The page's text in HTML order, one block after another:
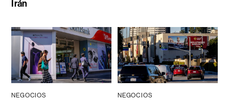
Irán
NEGOCIOS NEGOCIOS